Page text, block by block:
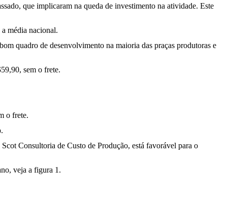
que implicaram na queda de investimento na atividade. Este
média nacional.
quadro de desenvolvimento na maioria das praças produtoras e
sem o frete.
o frete.
Consultoria de Custo de Produção, está favorável para o
veja a figura 1.